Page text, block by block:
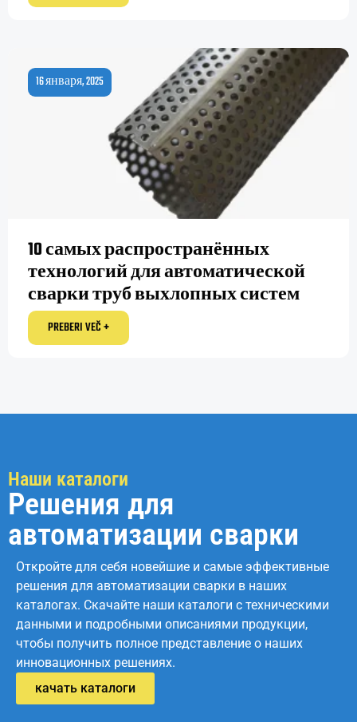
10 самых распространённых
технологий для автоматической
сварки труб выхлопных систем
16 января, 2025
PREBERI VEČ +
Наши каталоги
Решения для
автоматизации сварки
Откройте для себя новейшие и самые эффективные
решения для автоматизации сварки в наших
каталогах. Скачайте наши каталоги с техническими
данными и подробными описаниями продукции,
чтобы получить полное представление о наших
инновационных решениях.
качать каталоги